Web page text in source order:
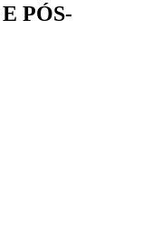
PÓS-